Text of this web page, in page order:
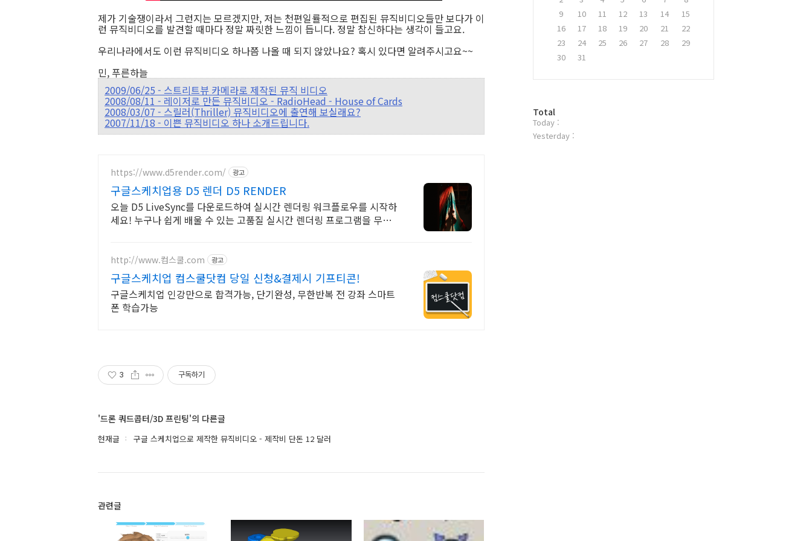
제가 기술쟁이라서 그런지는 모르겠지만, 저는 천편일률적으로 편집된 뮤직비디오들만 보다가 이
런 뮤직비디오를 발견할 때마다 정말 짜릿한 느낌이 듭니다. 정말 참신하다는 생각이 들고요.
우리나라에서도 이런 뮤직비디오 하나쯤 나올 때 되지 않았나요? 혹시 있다면 알려주시고요~~
민, 푸른하늘
2009/06/25 - 스트리트뷰 카메라로 제작된 뮤직 비디오
2008/08/11 - 레이저로 만든 뮤직비디오 - RadioHead - House of Cards
2008/03/07 - 스릴러(Thriller) 뮤직비디오에 출연해 보실래요?
2007/11/18 - 이쁜 뮤직비디오 하나 소개드립니다.
https://www.d5render.com/ 광고
구글스케치업용 D5 렌더 D5 RENDER
오늘 D5 LiveSync를 다운로드하여 실시간 렌더링 워크플로우를 시작하
세요! 누구나 쉽게 배울 수 있는 고품질 실시간 렌더링 프로그램을 무료
http://www.컴스쿨.com 광고
구글스케치업 컴스쿨닷컴 당일 신청&결제시 기프티콘!
구글스케치업 인강만으로 합격가능, 단기완성, 무한반복 전 강좌 스마트
폰 학습가능
3 구독하기
'드론 쿼드콥터/3D 프린팅'의 다른글
현재글 구글 스케치업으로 제작한 뮤직비디오 - 제작비 단돈 12 달러
관련글
9
10 11 12 13 14
15
16
17 18 19 20 21
22
23
24 25 26 27 28
29
30
31
방
문
자
Total
Today :
Yesterday :